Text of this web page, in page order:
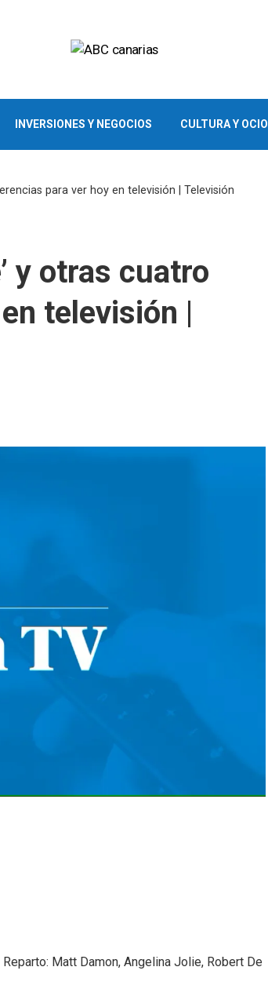
INVERSIONES Y NEGOCIOS CULTURA Y OCIO
para ver hoy en televisión | Televisión
y otras cuatro
televisión |
Matt Damon, Angelina Jolie, Robert De